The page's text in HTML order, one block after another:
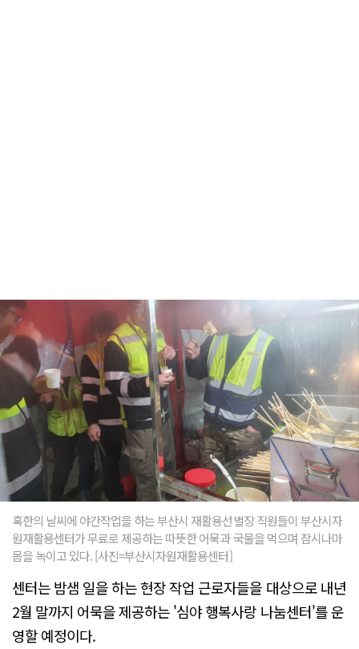
혹한의 날씨에 야간작업을 하는 부산시 재활용선별장 직원들이 부산시자
원재활용센터가 무료로 제공하는 따뜻한 어묵과 국물을 먹으며 잠시나마
몸을 녹이고 있다. [사진=부산시자원재활용센터]
센터는 밤샘 일을 하는 현장 작업 근로자들을 대상으로 내년
2월 말까지 어묵을 제공하는 '심야 행복사랑 나눔센터'를 운
영할 예정이다.